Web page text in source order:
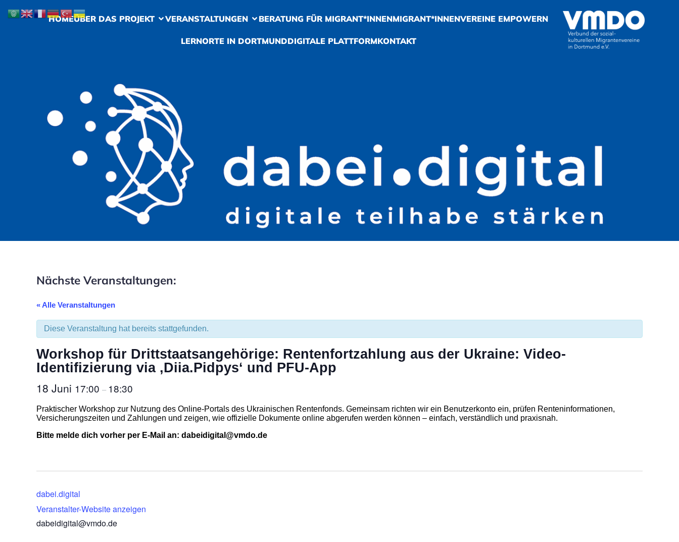
HOMEÜBER DAS PROJEKT VERANSTALTUNGEN BERATUNG FÜR MIGRANT*INNENMIGRANT*INNENVEREINE EMPOWERN
LERNORTE IN DORTMUNDDIGITALE PLATTFORMKONTAKT
Nächste Veranstaltungen:
« Alle Veranstaltungen
Diese Veranstaltung hat bereits stattgefunden.
Workshop für Drittstaatsangehörige: Rentenfortzahlung aus der Ukraine: Video-
Identifizierung via ‚Diia.Pidpys‘ und PFU-App
18 Juni 17:00 – 18:30
Praktischer Workshop zur Nutzung des Online-Portals des Ukrainischen Rentenfonds. Gemeinsam richten wir ein Benutzerkonto ein, prüfen Renteninformationen,
Versicherungszeiten und Zahlungen und zeigen, wie offizielle Dokumente online abgerufen werden können – einfach, verständlich und praxisnah.
Bitte melde dich vorher per E-Mail an: dabeidigital@vmdo.de
dabei.digital
Veranstalter-Website anzeigen
dabeidigital@vmdo.de